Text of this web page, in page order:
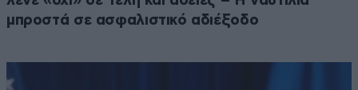
μπροστά σε ασφαλιστικό αδιέξοδο